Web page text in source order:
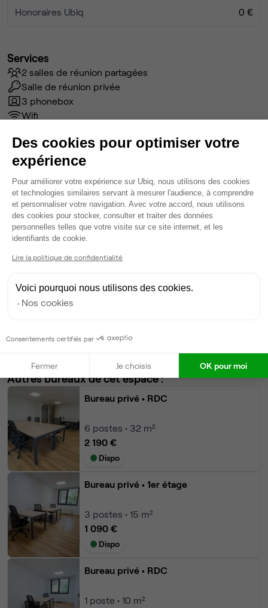
Honoraires Ubiq 0 €
Services
2 salles de réunion partagées
Salle de réunion privée
3 phonebox
Wifi
Câblage RJ45
Fibre
Climatisation
Espace d'attente
Voir plus
Ma sélection de bureau
Autres bureaux de cet espace :
Bureau privé • RDC
6 postes • 32 m²
2 190 €
Dispo
Bureau privé • 1er étage
3 postes • 15 m²
1 090 €
Dispo
Bureau privé • RDC
1 poste • 10 m²
Des cookies pour optimiser votre
expérience
Plateforme de Gestion du
Pour améliorer votre expérience sur Ubiq, nous utilisons des cookies
et technologies similaires servant à mesurer l'audience, à comprendre
et personnaliser votre navigation. Avec votre accord, nous utilisons
des cookies pour stocker, consulter et traiter des données
personnelles telles que votre visite sur ce site internet, et les
identifiants de cookie.
Lire la politique de confidentialité
Voici pourquoi nous utilisons des cookies.
Nos cookies
Consentements certifiés par
Fermer Je choisis OK pour moi